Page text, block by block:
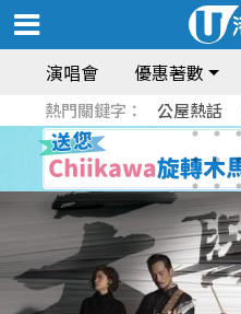
演唱會 優惠著數
熱門關鍵字： 公屋熱話